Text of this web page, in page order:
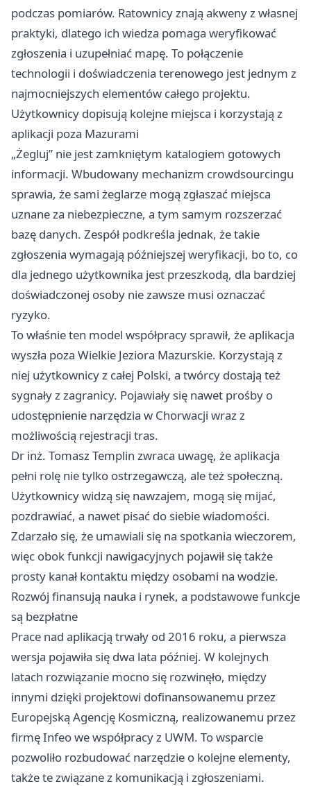
podczas pomiarów. Ratownicy znają akweny z własnej
praktyki, dlatego ich wiedza pomaga weryfikować
zgłoszenia i uzupełniać mapę. To połączenie
technologii i doświadczenia terenowego jest jednym z
najmocniejszych elementów całego projektu.
Użytkownicy dopisują kolejne miejsca i korzystają z
aplikacji poza Mazurami
„Żegluj” nie jest zamkniętym katalogiem gotowych
informacji. Wbudowany mechanizm crowdsourcingu
sprawia, że sami żeglarze mogą zgłaszać miejsca
uznane za niebezpieczne, a tym samym rozszerzać
bazę danych. Zespół podkreśla jednak, że takie
zgłoszenia wymagają późniejszej weryfikacji, bo to, co
dla jednego użytkownika jest przeszkodą, dla bardziej
doświadczonej osoby nie zawsze musi oznaczać
ryzyko.
To właśnie ten model współpracy sprawił, że aplikacja
wyszła poza Wielkie Jeziora Mazurskie. Korzystają z
niej użytkownicy z całej Polski, a twórcy dostają też
sygnały z zagranicy. Pojawiały się nawet prośby o
udostępnienie narzędzia w Chorwacji wraz z
możliwością rejestracji tras.
Dr inż. Tomasz Templin zwraca uwagę, że aplikacja
pełni rolę nie tylko ostrzegawczą, ale też społeczną.
Użytkownicy widzą się nawzajem, mogą się mijać,
pozdrawiać, a nawet pisać do siebie wiadomości.
Zdarzało się, że umawiali się na spotkania wieczorem,
więc obok funkcji nawigacyjnych pojawił się także
prosty kanał kontaktu między osobami na wodzie.
Rozwój finansują nauka i rynek, a podstawowe funkcje
są bezpłatne
Prace nad aplikacją trwały od 2016 roku, a pierwsza
wersja pojawiła się dwa lata później. W kolejnych
latach rozwiązanie mocno się rozwinęło, między
innymi dzięki projektowi dofinansowanemu przez
Europejską Agencję Kosmiczną, realizowanemu przez
firmę Infeo we współpracy z UWM. To wsparcie
pozwoliło rozbudować narzędzie o kolejne elementy,
także te związane z komunikacją i zgłoszeniami.